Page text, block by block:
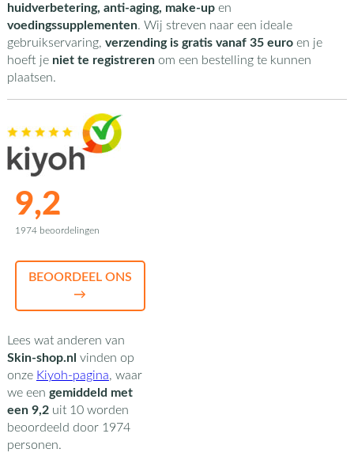
huidverbetering, anti-aging, make-upen
voedingssupplementen. Wij streven naar een ideale
gebruikservaring, verzending is gratis vanaf 35 euroen je
hoeft je niet te registrerenom een bestelling te kunnen
plaatsen.
9,2
1974 beoordelingen
BEOORDEEL ONS
→
Lees wat anderen van
Skin-shop.nl vinden op
onze Kiyoh-pagina, waar
we een gemiddeld met
een 9,2uit 10worden
beoordeeld door 1974
personen.